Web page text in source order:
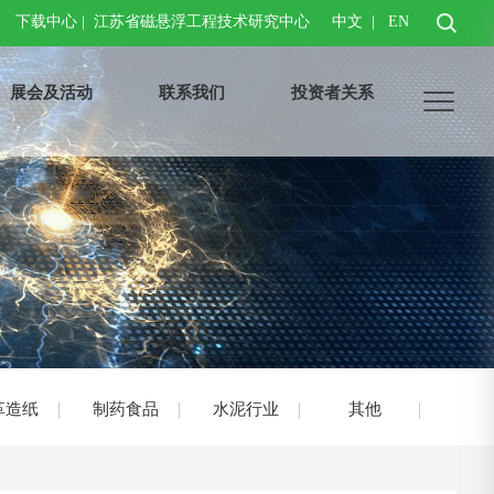
下载中心| 江苏省磁悬浮工程技术研究中心 中文 EN
展会及活动 联系我们 投资者关系
造纸 制药食品 水泥行业 其他